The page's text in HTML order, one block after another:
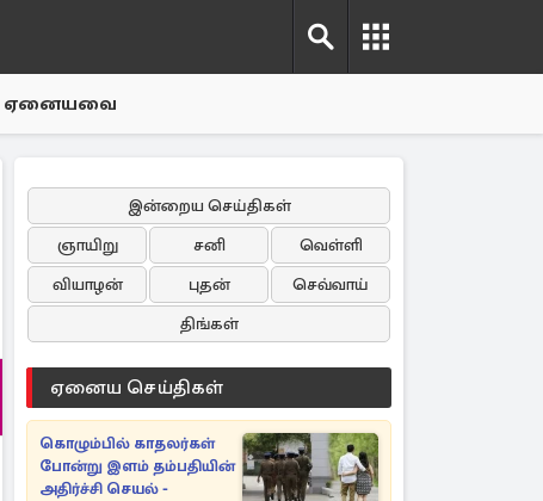
ஏனையவை
இன்றைய செய்திகள்
ஞாயிறு
சனி
வெள்ளி
வியாழன்
புதன்
செவ்வாய்
திங்கள்
ஏனைய செய்திகள்
கொழும்பில் காதலர்கள்
போன்று இளம் தம்பதியின்
அதிர்ச்சி செயல் -